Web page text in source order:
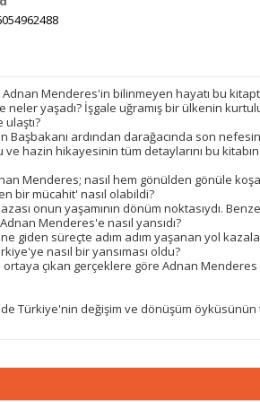
Menderes'in bilinmeyen hayatı bu
yaşadı? İşgale uğramış bir ülkenin
Başbakanı ardından darağacında son
hazin hikayesinin tüm detaylarını bu
Menderes; nasıl hem gönülden gönüle
bir mücahit' nasıl olabildi?
onun yaşamının dönüm noktasıydı.
Menderes'e nasıl yansıdı?
giden süreçte adım adım yaşanan yol
nasıl bir yansıması oldu?
ortaya çıkan gerçeklere göre Adnan
Türkiye'nin değişim ve dönüşüm öyküsünün